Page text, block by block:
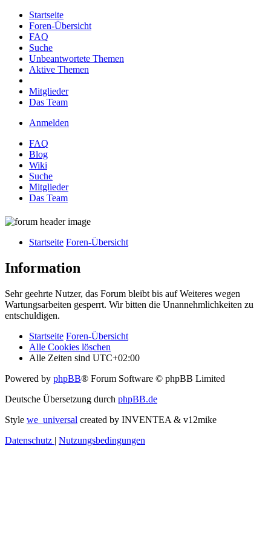
Startseite
Foren-Übersicht
FAQ
Suche
Unbeantwortete Themen
Aktive Themen
Mitglieder
Das Team
Anmelden
FAQ
Blog
Wiki
Suche
Mitglieder
Das Team
Startseite Foren-Übersicht
Information
Sehr geehrte Nutzer, das Forum bleibt bis auf Weiteres wegen
Wartungsarbeiten gesperrt. Wir bitten die Unannehmlichkeiten zu
entschuldigen.
Startseite Foren-Übersicht
Alle Cookies löschen
Alle Zeiten sind UTC+02:00
Powered by phpBB® Forum Software © phpBB Limited
Deutsche Übersetzung durch phpBB.de
Style we_universal created by INVENTEA & v12mike
Datenschutz | Nutzungsbedingungen